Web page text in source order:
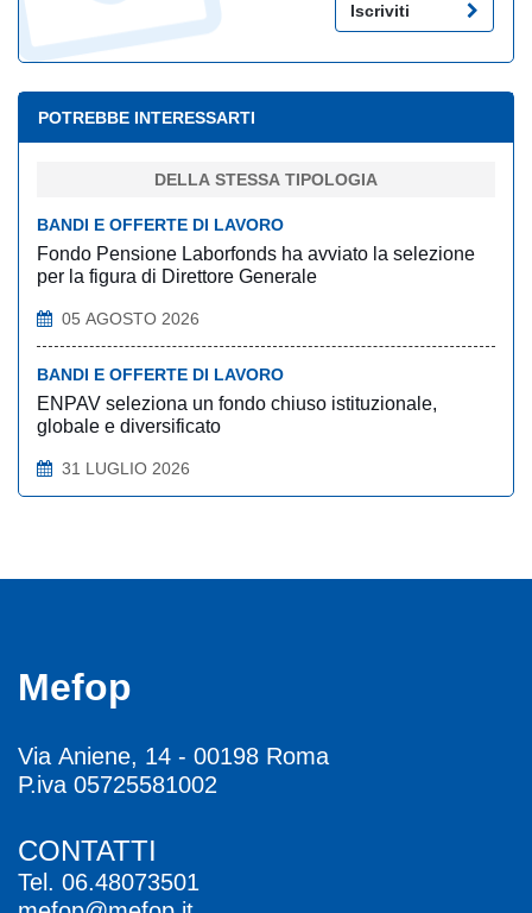
Iscriviti
POTREBBE INTERESSARTI
DELLA STESSA TIPOLOGIA
BANDI E OFFERTE DI LAVORO
Fondo Pensione Laborfonds ha avviato la selezione
per la figura di Direttore Generale
05 AGOSTO 2026
BANDI E OFFERTE DI LAVORO
ENPAV seleziona un fondo chiuso istituzionale,
globale e diversificato
31 LUGLIO 2026
Mefop
Via Aniene, 14 - 00198 Roma
P.iva 05725581002
CONTATTI
Tel. 06.48073501